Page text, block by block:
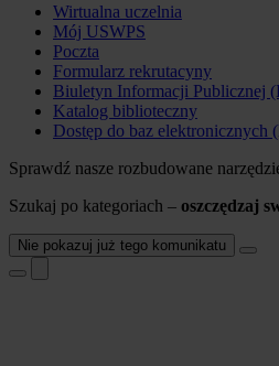
Wirtualna uczelnia
Mój USWPS
Poczta
Formularz rekrutacyny
Biuletyn Informacji Publicznej
Katalog biblioteczny
Dostęp do baz
Sprawdź nasze rozbudowane
Szukaj po kategoriach – oszczędzaj
Nie pokazuj już tego komunikatu